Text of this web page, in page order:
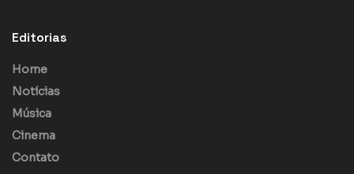
Editorias
Home
Notícias
Música
Cinema
Contato